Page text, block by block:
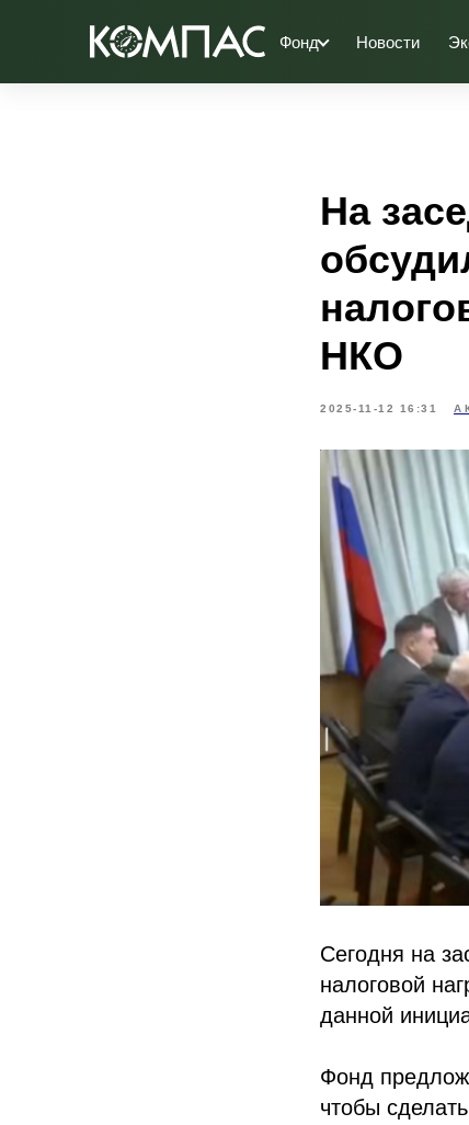
Фонд Новости
На
НКО
2025-11-12 16:31
Сегодня на
налоговой
данной
Фонд
чтобы